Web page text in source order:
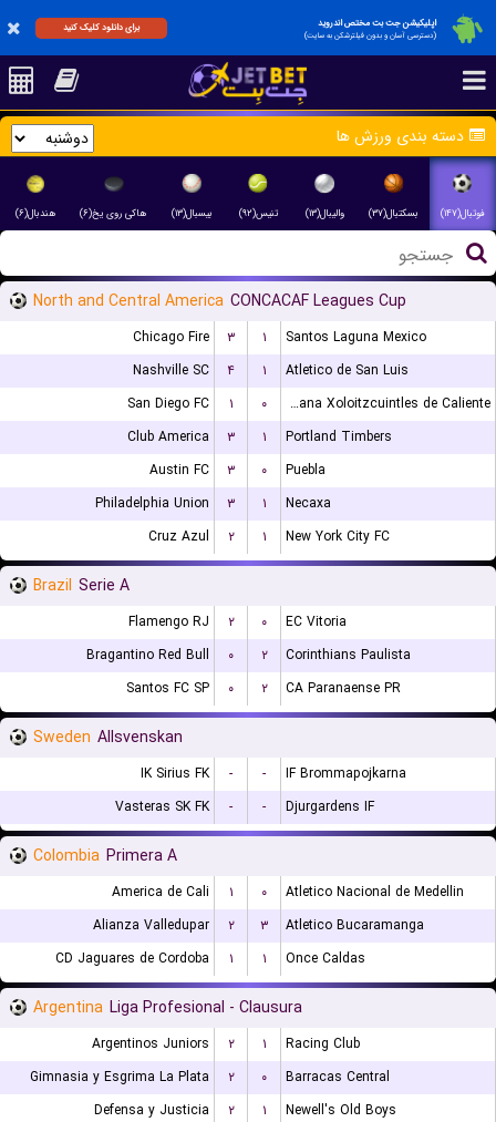
اپلیکیشن جت بت مختص اندروید
(دسترسی آسان و بدون فیلترشکن به سایت)
برای دانلود کلیک کنید
دسته بندی ورزش ها
فوتبال(۱۴۷) بسکتبال(۳۷) والیبال(۱۳) تنیس(۹۲) بیسبال(۱۳) هاکی روی یخ(۶) هندبال(۶)
North and Central America CONCACAF Leagues Cup
Chicago Fire ۳ ۱
Santos Laguna Mexico
Nashville SC
۴ ۱
Atletico de San Luis
San Diego FC
۱ ۰
Club Tijuana Xoloitzcuintles de Caliente
Club America
۳ ۱
Portland Timbers
Austin FC
۳ ۰
Puebla
Philadelphia Union
۳ ۱
Necaxa
Cruz Azul
۲ ۱ New York City FC
Brazil Serie A
Flamengo RJ ۲ ۰
EC Vitoria
Bragantino Red Bull
۰ ۲
Corinthians Paulista
Santos FC SP
۰ ۲ CA Paranaense PR
Sweden Allsvenskan
IK Sirius FK - -
IF Brommapojkarna
Vasteras SK FK
- - Djurgardens IF
Colombia Primera A
America de Cali ۱ ۰
Atletico Nacional de Medellin
Alianza Valledupar
۲ ۳
Atletico Bucaramanga
CD Jaguares de Cordoba
۱ ۱ Once Caldas
Argentina Liga Profesional - Clausura
Argentinos Juniors ۲ ۱
Racing Club
Gimnasia y Esgrima La Plata
۲ ۰
Barracas Central
Defensa y Justicia
۲ ۱ Newell's Old Boys